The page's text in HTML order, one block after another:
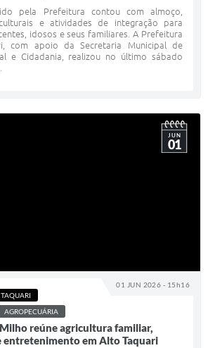
pela Prefeitura contou com almoço,
e atividades de integração para
idosos e seus familiares. A Prefeitura
com apoio da Secretaria Municipal de
e Cidadania, realizou no último sábado
01 JUN 2026 - 15h16
JUN
01
AGROPECUÁRIA
reúne agricultura familiar,
entretenimento em Alto Taquari